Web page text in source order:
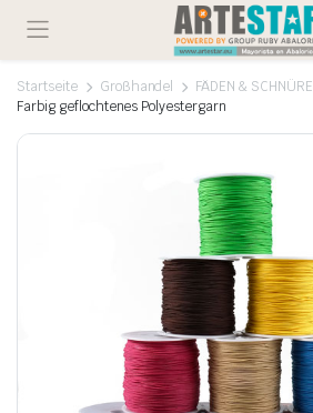
Startseite Großhandel FÄDEN & SCHNÜRE
Farbig geflochtenes Polyestergarn